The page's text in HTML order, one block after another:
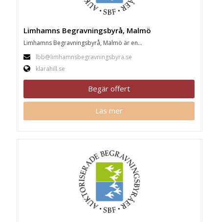
Limhamns Begravningsbyrå, Malmö
Limhamns Begravningsbyrå, Malmö är en...
lbb@limhamnsbegravningsbyra.se
klarahill.se
Begär offert
Läs mer